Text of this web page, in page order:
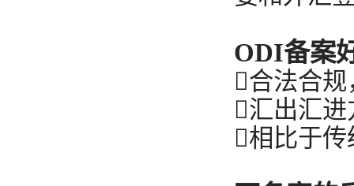
ODI备案
合法合
汇出汇
相比于